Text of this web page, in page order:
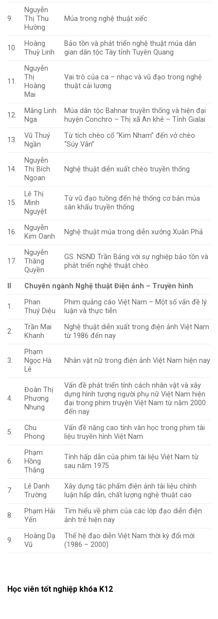
9.
Nguyễn
Thị Thu
Hường
Múa trong nghệ thuật xiếc
10.
Hoàng
Thuỳ Linh
Bảo tồn và phát triển nghệ thuật múa dân
gian dân tộc Tày tỉnh Tuyên Quang
11.
Nguyễn
Thị
Hoàng
Mai
Vai trò của ca – nhạc và vũ đạo trong nghệ
thuật cải lương
12.
Măng Linh
Nga
Múa dân tộc Bahnar truyền thống và hiện đại
huyện Conchro – Thị xã An khê – Tỉnh Gialai
13.
Vũ Thuý
Ngần
Từ tích chèo cổ “Kim Nham” đến vở chèo
“Súy Vân”
14.
Nguyễn
Thị Bích
Ngoan
Nghệ thuật diễn xuất chèo truyền thống
15.
Lê Thị
Minh
Nguyệt
Từ vũ đạo tuồng đến hệ thống cơ bản múa
sân khấu truyền thống
16.
Nguyễn
Kim Oanh
Nghệ thuật múa trong diễn xướng Xuân Phả
17.
Nguyễn
Thăng
Quyền
GS. NSND Trần Bảng với sự nghiệp bảo tồn và
phát triển nghệ thuật chèo
Chuyên ngành Nghệ thuật Điện ảnh – Truyền hình
1.
Phan
Thuý Diệu
Phim quảng cáo Việt Nam – Một số vấn đề lý
luận và thực tiễn
2.
Trần Mai
Khanh
Nghệ thuật diễn xuất trong điện ảnh Việt Nam
từ 1986 đến nay
3.
Phạm
Ngọc Hà
Lê
Nhân vật nữ trong điện ảnh Việt Nam hiện nay
4.
Đoàn Thị
Phương
Nhung
Vấn đề phát triển tính cách nhân vật và xây
dựng hình tượng người phụ nữ Việt Nam hiện
đại trong phim truyện Việt Nam từ năm 2000
đến nay
5.
Chu
Phong
Vấn đề năng cao tính văn học trong phim tài
liệu truyền hình Việt Nam
6.
Phạm
Hồng
Thắng
Tính hấp dẫn của phim tài liệu Việt Nam từ
sau năm 1975
7.
Lê Danh
Trường
Xây dựng tác phẩm điện ảnh tài liệu chính
luận hấp dẫn, chất lượng nghệ thuật cao
8.
Phạm Hải
Yến
Tìm hiểu về phim của các lớp đạo diễn điện
ảnh trẻ hiện nay
9.
Hoàng Dạ
Vũ
Thế hệ đạo diễn Việt Nam thời kỳ đổi mới
(1986 – 2000)
Học viên tốt nghiệp khóa K12